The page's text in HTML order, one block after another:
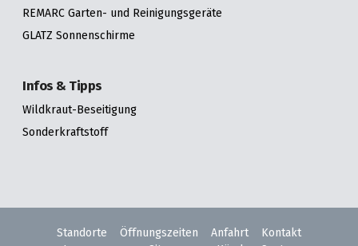
REMARC Garten- und Reinigungsgeräte
GLATZ Sonnenschirme
Infos & Tipps
Wildkraut-Beseitigung
Sonderkraftstoff
Standorte Öffnungszeiten Anfahrt
Kontakt